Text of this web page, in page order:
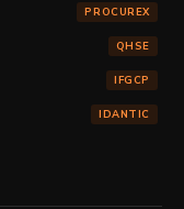
PROCUREX
QHSE
IFGCP
IDANTIC